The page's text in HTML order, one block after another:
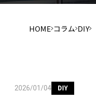
HOME コラム DIY
2026/01/04 DIY